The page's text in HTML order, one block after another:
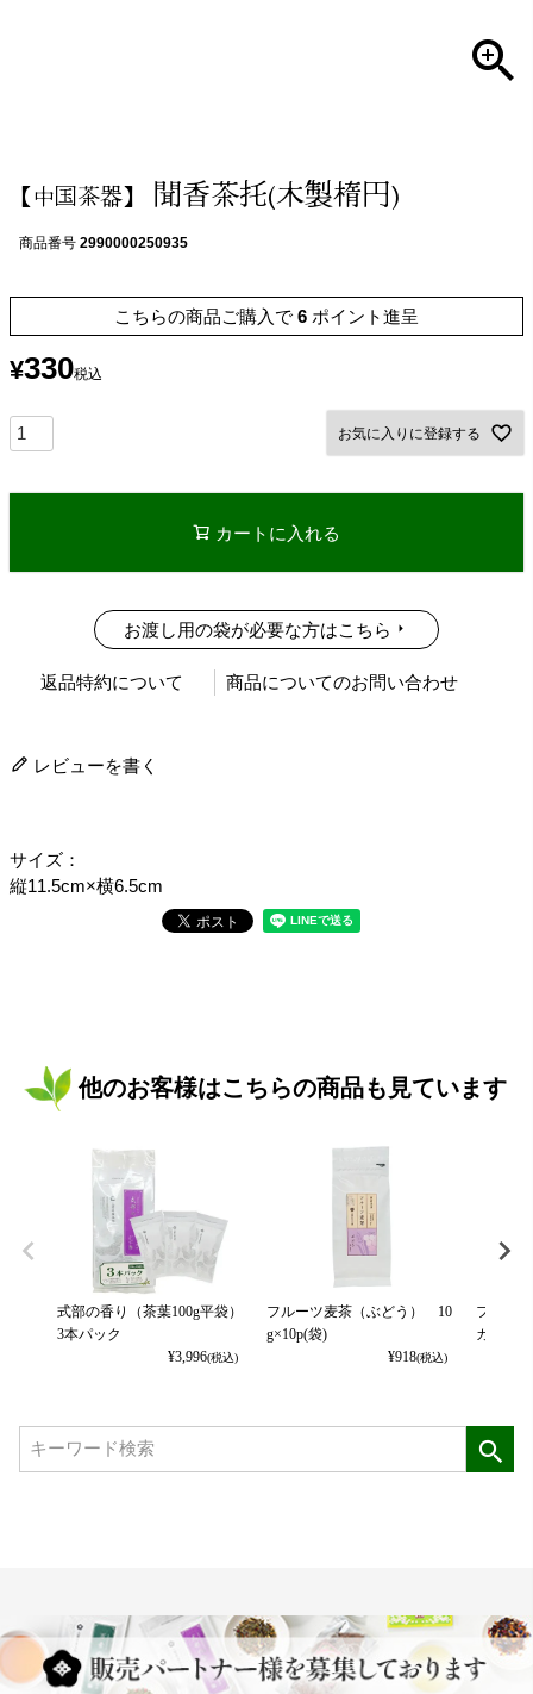
【中国茶器】 聞香茶托(木製楕円)
商品番号 2990000250935
こちらの商品ご購入で 6 ポイント進呈
¥330税込
お気に入りに登録する
カートに入れる
お渡し用の袋が必要な方はこちら
返品特約について 商品についてのお問い合わせ
レビューを書く
サイズ：
縦11.5cm×横6.5cm
他のお客様はこちらの商品も見ています
式部の香り（茶葉100g平袋）
3本パック
¥3,996(税込)
フルーツ麦茶（ぶどう） 10
g×10p(袋)
¥918(税込)
フルー
カット